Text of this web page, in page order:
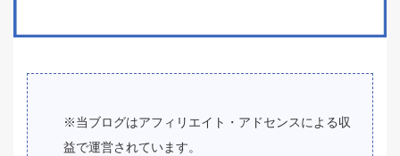
※当ブログはアフィリエイト・アドセンスによる収
益で運営されています。